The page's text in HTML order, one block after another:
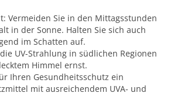
Vermeiden Sie in den Mittagsstunden
in der Sonne. Halten Sie sich auch
im Schatten auf.
UV-Strahlung in südlichen Regionen
Himmel ernst.
Ihren Gesundheitsschutz ein
mit ausreichendem UVA- und